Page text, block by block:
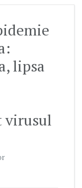
lipsa
virusul